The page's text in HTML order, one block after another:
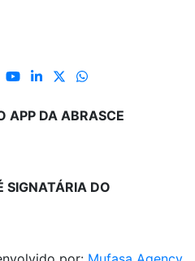
APP DA ABRASCE
SIGNATÁRIA DO